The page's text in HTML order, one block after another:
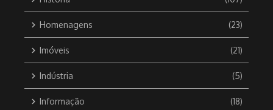
Homenagens (23)
Imóveis (21)
Indústria (5)
Informação (18)